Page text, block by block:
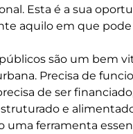
Esta é a sua
aquilo em que pode
são um bem
Precisa de
de ser
e
uma ferramenta